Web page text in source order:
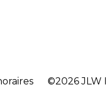
©2026JLW